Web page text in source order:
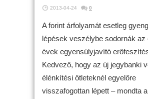
2013-04-24 0
A forint árfolyamát esetleg
lépések veszélybe sodornák az
évek egyensúlyjavító
Kedvező, hogy az új jegybanki
élénkítési ötleteknél egyelőre
visszafogottan lépett – mondta